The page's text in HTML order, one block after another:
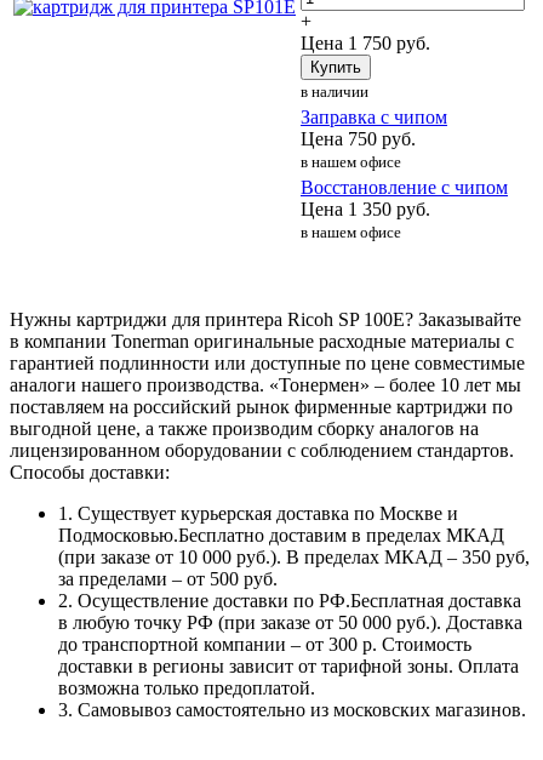
+
Цена 1 750 руб.
Купить
в наличии
Заправка с чипом
Цена 750 руб.
в нашем офисе
Восстановление с чипом
Цена 1 350 руб.
в нашем офисе
Нужны картриджи для принтера Ricoh SP 100E? Заказывайте
в компании Tonerman оригинальные расходные материалы с
гарантией подлинности или доступные по цене совместимые
аналоги нашего производства. «Тонермен» – более 10 лет мы
поставляем на российский рынок фирменные картриджи по
выгодной цене, а также производим сборку аналогов на
лицензированном оборудовании с соблюдением стандартов.
Способы доставки:
1. Существует курьерская доставка по Москве и
Подмосковью.Бесплатно доставим в пределах МКАД
(при заказе от 10 000 руб.). В пределах МКАД – 350 руб,
за пределами – от 500 руб.
2. Осуществление доставки по РФ.Бесплатная доставка
в любую точку РФ (при заказе от 50 000 руб.). Доставка
до транспортной компании – от 300 р. Стоимость
доставки в регионы зависит от тарифной зоны. Оплата
возможна только предоплатой.
3. Самовывоз самостоятельно из московских магазинов.